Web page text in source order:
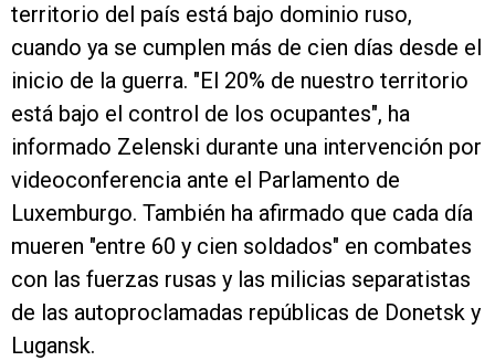
territorio del país está bajo dominio ruso,
cuando ya se cumplen más de cien días desde el
inicio de la guerra. "El 20% de nuestro territorio
está bajo el control de los ocupantes", ha
informado Zelenski durante una intervención por
videoconferencia ante el Parlamento de
Luxemburgo. También ha afirmado que cada día
mueren "entre 60 y cien soldados" en combates
con las fuerzas rusas y las milicias separatistas
de las autoproclamadas repúblicas de Donetsk y
Lugansk.